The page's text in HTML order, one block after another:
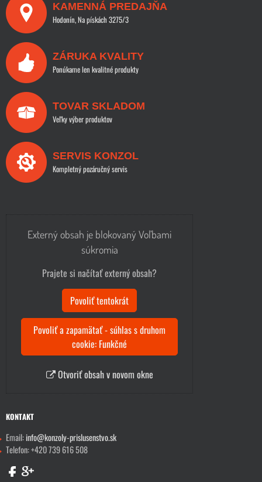
KAMENNÁ PREDAJŇA
Hodonín, Na pískách 3275/3
ZÁRUKA KVALITY
Ponúkame len kvalitné produkty
TOVAR SKLADOM
Veľky výber produktov
SERVIS KONZOL
Kompletný pozáručný servis
Externý obsah je blokovaný Voľbami
súkromia
Prajete si načítať externý obsah?
Povoliť tentokrát
Povoliť a zapamätať - súhlas s druhom
cookie: Funkčné
Otvoriť obsah v novom okne
KONTAKT
Email:info@konzoly-prislusenstvo.sk
Telefon: +420 739 616 508